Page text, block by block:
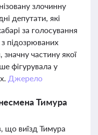
злочинну
депутати, які
за голосування
підозрюваних
частину якої
фігурувала у
Джерело
Тимура
що виїзд Тимура